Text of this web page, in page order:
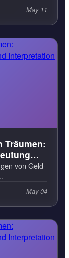
May 11
Träumen:
von Geld-
May 04